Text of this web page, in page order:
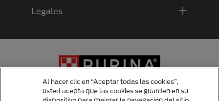
Legales
Al hacer clic en “Aceptar todas las cookies”,
usted acepta que las cookies se guarden en su